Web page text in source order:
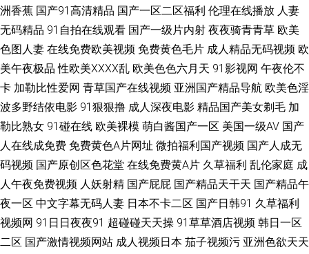
频在线 色月吃瓜 91久久海角 9一免费网页 可以免费看电影 人妖视频 亚洲成
人中文网 狠狠的操狠的干 歐美月肥婆 91剧场 精品午夜 在线免费网站 91在
线视频福利观看 国产露出豆花刺激一区 日韩伦理影音在线看 91密臀 电影网
址 免费在线观看电影网站 伪娘视频网址网站在线播放 91水视频 国产第一页
福利影院 人妻夜夜视频 91成人的短片的小视频 www亚瑟影院 九一传媒影视
传媒免费看 狠狠狠日 91伪娘 91亲99 福利社毛片 女优在线观看 bt磁力链网
洲香蕉 国产91高清精品 国产一区二区福利 伦理在线播放 人妻
无码精品 91自拍在线观看 国产一级片内射 夜夜骑青青草 欧美
色图人妻 在线免费欧美视频 免费黄色毛片 成人精品无码视频 欧
美午夜极品 性欧美ⅩⅩⅩⅩ乱 欧美色色六月天 91影视网 午夜伦不
卡 加勒比性爱网 青草国产在线视频 亚洲国产精品导航 欧美色淫
波多野结依电影 91狠狠撸 成人深夜电影 精品国产美女剃毛 加
勒比熟女 91碰在线 欧美裸模 萌白酱国产一区 美国一级AV 国产
人在线成免费 免费黄色A片网址 微拍福利国产视频 国产人成无
码视频 国产原创区色花堂 在线免费黄A片 久草福利 乱伦家庭 成
人午夜免费视频 人妖射精 国产屁屁 国产精品天干天 国产精品午
夜一区 中文字幕无码人妻 日本不卡二区 国产日韩91 久草福利
视频网 91日日夜夜91 超碰碰天天操 91草草酒店视频 韩日一区
二区 国产激情视频网站 成人视频日本 茄子视频污 亚洲色欲天天